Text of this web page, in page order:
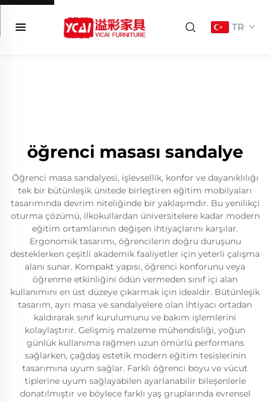
TR
öğrenci masası sandalye
Öğrenci masa sandalyesi, işlevsellik, konfor ve dayanıklılığı
tek bir bütünleşik ünitede birleştiren eğitim mobilyaları
tasarımında devrim niteliğinde bir yaklaşımdır. Bu yenilikçi
oturma çözümü, ilkokullardan üniversitelere kadar modern
eğitim ortamlarının değişen ihtiyaçlarını karşılar.
Ergonomik tasarımı, öğrencilerin doğru duruşunu
desteklerken çeşitli akademik faaliyetler için yeterli çalışma
alanı sunar. Kompakt yapısı, öğrenci konforunu veya
öğrenme etkinliğini ödün vermeden sınıf içi alan
kullanımını en üst düzeye çıkarmak için idealdir. Bütünleşik
tasarım, ayrı masa ve sandalyelere olan ihtiyacı ortadan
kaldırarak sınıf kurulumunu ve bakım işlemlerini
kolaylaştırır. Gelişmiş malzeme mühendisliği, yoğun
günlük kullanıma rağmen uzun ömürlü performans
sağlarken, çağdaş estetik modern eğitim tesislerinin
tasarımına uyum sağlar. Farklı öğrenci boyu ve vücut
tiplerine uyum sağlayabilen ayarlanabilir bileşenlerle
donatılmıştır ve böylece farklı yaş gruplarında evrensel